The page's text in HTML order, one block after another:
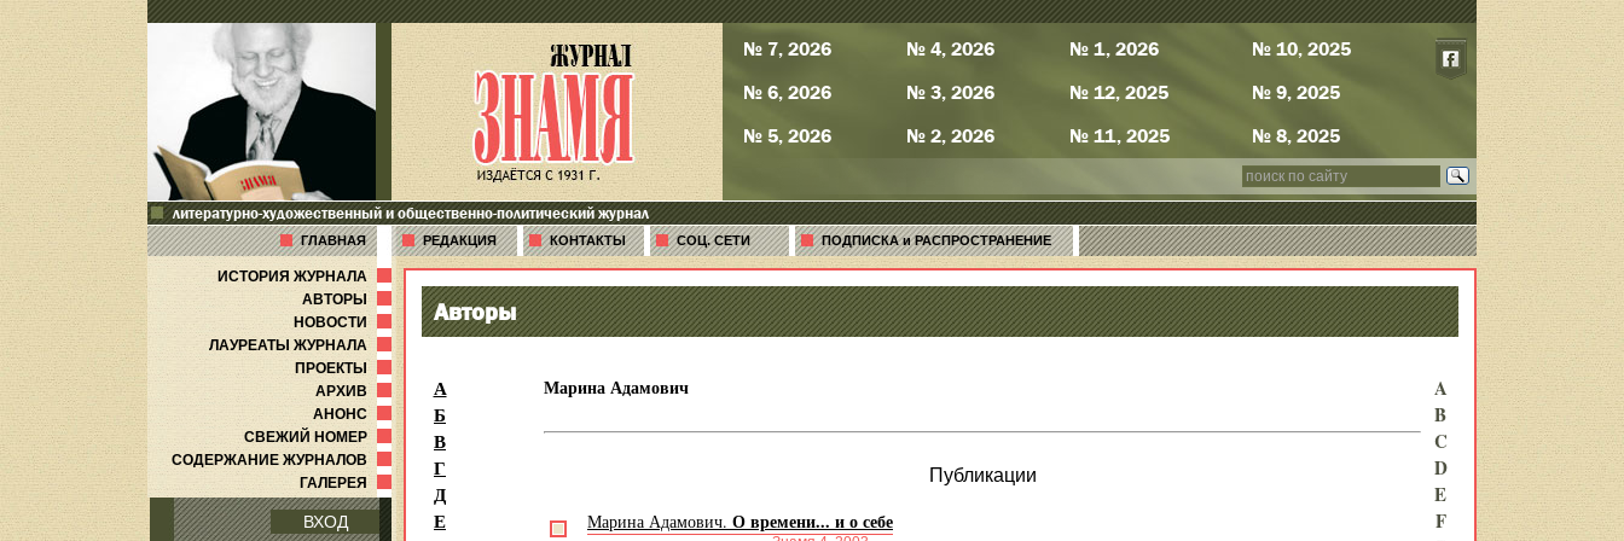
№ 7, 2026
№ 6, 2026
№ 5, 2026
№ 4, 2026
№ 3, 2026
№ 2, 2026
№ 1, 2026
№ 12, 2025
№ 11, 2025
№ 10, 2025
№ 9, 2025
№ 8, 2025
литературно-художественный и общественно-политический журнал
ГЛАВНАЯ РЕДАКЦИЯ КОНТАКТЫ СОЦ. СЕТИ ПОДПИСКА и РАСПРОСТРАНЕНИЕ
ИСТОРИЯ ЖУРНАЛА
АВТОРЫ
НОВОСТИ
ЛАУРЕАТЫ ЖУРНАЛА
ПРОЕКТЫ
АРХИВ
АНОНС
СВЕЖИЙ НОМЕР
СОДЕРЖАНИЕ ЖУРНАЛОВ
ГАЛЕРЕЯ
ВХОД
Авторы
А
Б
В
Г
Д
Е
Марина Адамович
Публикации
Марина Адамович. О времени... и о себе
A
B
C
D
E
F